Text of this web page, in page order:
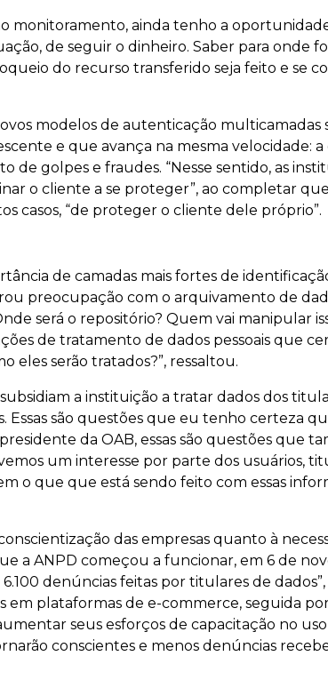
monitoramento, ainda tenho a
de seguir o dinheiro. Saber para onde
do recurso transferido seja feito e se
modelos de autenticação multicamadas
e que avança na mesma velocidade: a
de golpes e fraudes. “Nesse sentido, as
o cliente a se proteger”, ao completar
casos, “de proteger o cliente dele próprio”.
de camadas mais fortes de
preocupação com o arquivamento de
será o repositório? Quem vai manipular
de tratamento de dados pessoais que
eles serão tratados?”, ressaltou.
a instituição a tratar dados dos
Essas são questões que eu tenho certeza
da OAB, essas são questões que
um interesse por parte dos usuários,
o que que está sendo feito com essas
das empresas quanto à
a ANPD começou a funcionar, em 6 de
denúncias feitas por titulares de
em plataformas de e-commerce, seguida
seus esforços de capacitação no
conscientes e menos denúncias